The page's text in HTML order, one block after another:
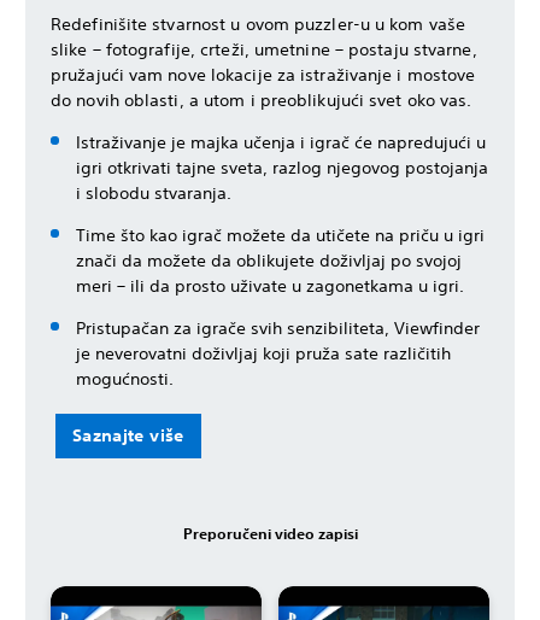
Redefinišite stvarnost u ovom puzzler-u u kom vaše
slike – fotografije, crteži, umetnine – postaju stvarne,
pružajući vam nove lokacije za istraživanje i mostove
do novih oblasti, a utom i preoblikujući svet oko vas.
Istraživanje je majka učenja i igrač će napredujući u
igri otkrivati tajne sveta, razlog njegovog postojanja
i slobodu stvaranja.
Time što kao igrač možete da utičete na priču u igri
znači da možete da oblikujete doživljaj po svojoj
meri – ili da prosto uživate u zagonetkama u igri.
Pristupačan za igrače svih senzibiliteta, Viewfinder
je neverovatni doživljaj koji pruža sate različitih
mogućnosti.
Saznajte više
Preporučeni video zapisi